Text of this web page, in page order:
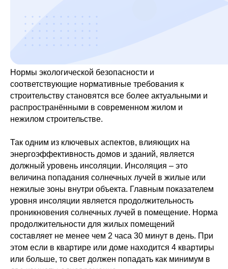
Нормы экологической безопасности и
соответствующие нормативные требования к
строительству становятся все более актуальными и
распространёнными в современном жилом и
нежилом строительстве.
Так одним из ключевых аспектов, влияющих на
энергоэффективность домов и зданий, является
должный уровень инсоляции. Инсоляция – это
величина попадания солнечных лучей в жилые или
нежилые зоны внутри объекта. Главным показателем
уровня инсоляции является продолжительность
проникновения солнечных лучей в помещение. Норма
продолжительности для жилых помещений
составляет не менее чем 2 часа 30 минут в день. При
этом если в квартире или доме находится 4 квартиры
или больше, то свет должен попадать как минимум в